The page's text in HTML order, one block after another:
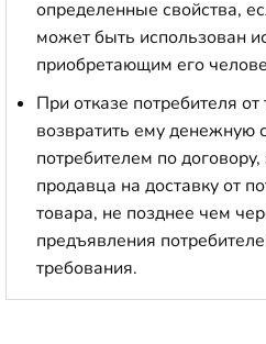
определенные свойства,
может быть использован
приобретающим его
При отказе потребителя
возвратить ему денежную
потребителем по
продавца на доставку от
товара, не позднее чем
предъявления
требования.